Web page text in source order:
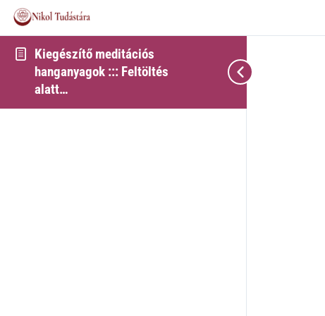
Kiegészítő meditációs
hanganyagok ::: Feltöltés
alatt…